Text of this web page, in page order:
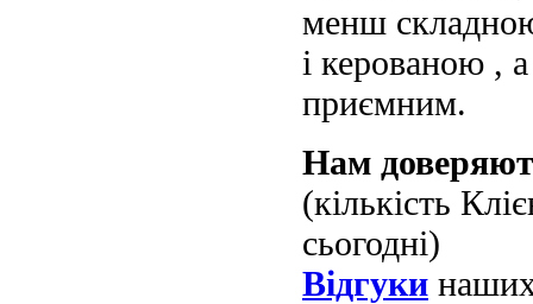
менш
і керованою ,
приємним.
Нам
(кількість
сьогодні)
Відгуки наших